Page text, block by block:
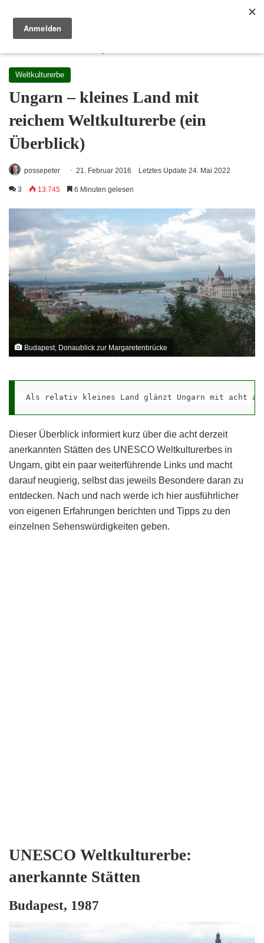
Menü Reisewege Ungarn
Weltkulturerbe
Ungarn – kleines Land mit
reichem Weltkulturerbe (ein
Überblick)
possepeter 21. Februar 2016 Letztes Update 24. Mai 2022
3 13.745 6 Minuten gelesen
Budapest, Donaublick zur Margaretenbrücke
Als relativ kleines Land glänzt Ungarn mit acht
Dieser Überblick informiert kurz über die acht derzeit
anerkannten Stätten des UNESCO Weltkulturerbes in
Ungarn, gibt ein paar weiterführende Links und macht
darauf neugierig, selbst das jeweils Besondere daran zu
entdecken. Nach und nach werde ich hier ausführlicher
von eigenen Erfahrungen berichten und Tipps zu den
einzelnen Sehenswürdigkeiten geben.
UNESCO Weltkulturerbe:
anerkannte Stätten
Budapest, 1987